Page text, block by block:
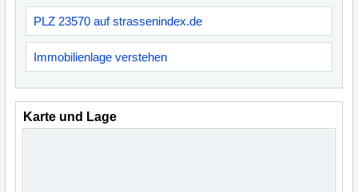
PLZ 23570 auf strassenindex.de
Immobilienlage verstehen
Karte und Lage